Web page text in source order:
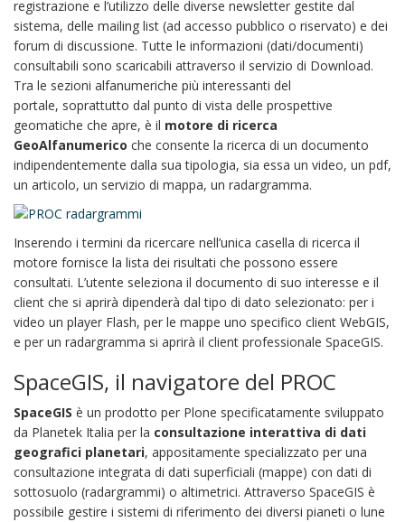
registrazione e l’utilizzo delle diverse newsletter gestite dal
sistema, delle mailing list (ad accesso pubblico o riservato) e dei
forum di discussione. Tutte le informazioni (dati/documenti)
consultabili sono scaricabili attraverso il servizio di Download.
Tra le sezioni alfanumeriche più interessanti del
portale, soprattutto dal punto di vista delle prospettive
geomatiche che apre, è il motore di ricerca
GeoAlfanumerico che consente la ricerca di un documento
indipendentemente dalla sua tipologia, sia essa un video, un pdf,
un articolo, un servizio di mappa, un radargramma.
Inserendo i termini da ricercare nell’unica casella di ricerca il
motore fornisce la lista dei risultati che possono essere
consultati. L’utente seleziona il documento di suo interesse e il
client che si aprirà dipenderà dal tipo di dato selezionato: per i
video un player Flash, per le mappe uno specifico client WebGIS,
e per un radargramma si aprirà il client professionale SpaceGIS.
SpaceGIS, il navigatore del PROC
SpaceGIS è un prodotto per Plone specificatamente sviluppato
da Planetek Italia per la consultazione interattiva di dati
geografici planetari, appositamente specializzato per una
consultazione integrata di dati superficiali (mappe) con dati di
sottosuolo (radargrammi) o altimetrici. Attraverso SpaceGIS è
possibile gestire i sistemi di riferimento dei diversi pianeti o lune